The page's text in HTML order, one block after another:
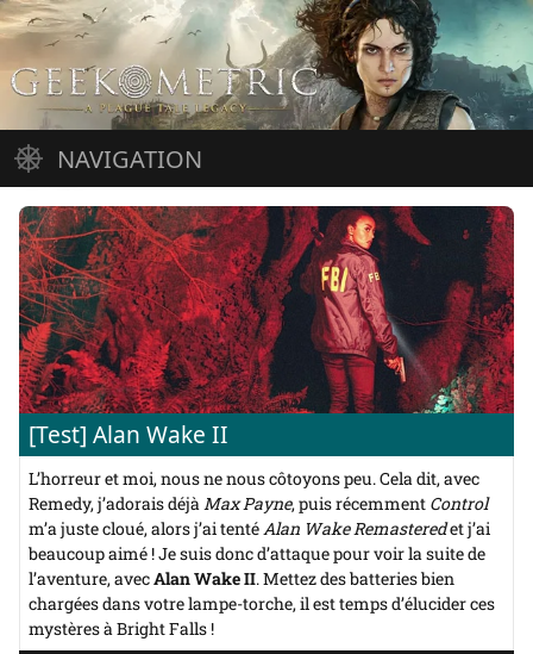
Aller
au
contenu
NAVIGATION
Accueil
Jeux vidéo
Cinéma
Musique
Arrivages
À propos
Accueil
—
derniers
articles
[Test] Alan Wake II
L’horreur et moi, nous ne nous côtoyons peu. Cela dit, avec
Remedy, j’adorais déjà Max Payne, puis récemment Control
m’a juste cloué, alors j’ai tenté Alan Wake Remasteredet j’ai
beaucoup aimé ! Je suis donc d’attaque pour voir la suite de
l’aventure, avecAlan Wake II. Mettez des batteries bien
chargées dans votre lampe-torche, il est temps d’élucider ces
mystères à Bright Falls !